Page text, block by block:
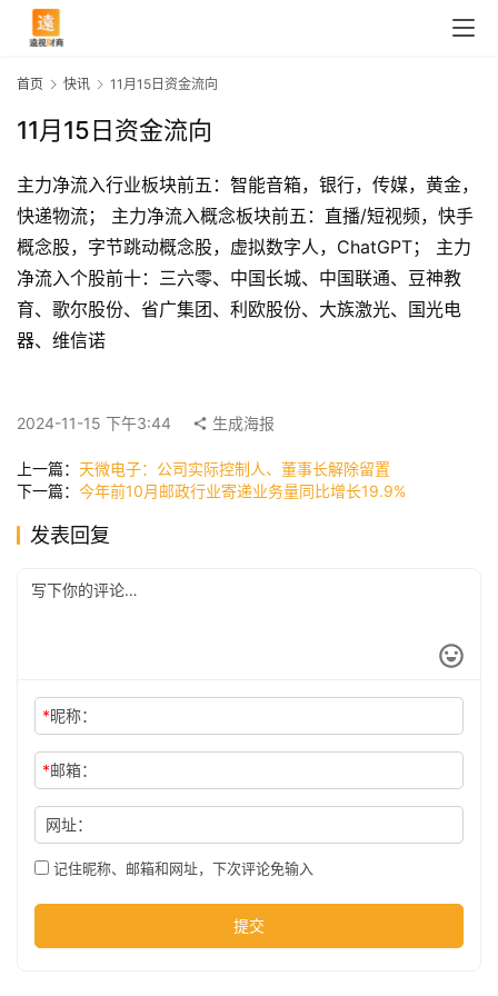
首
讯
司
科
首页 快讯 11月15日资金流向
11月15日资金流向
主力净流入行业板块前五：智能音箱，银行，传媒，黄金，
快递物流； 主力净流入概念板块前五：直播/短视频，快手
概念股，字节跳动概念股，虚拟数字人，ChatGPT； 主力
净流入个股前十：三六零、中国长城、中国联通、豆神教
育、歌尔股份、省广集团、利欧股份、大族激光、国光电
器、维信诺
2024-11-15 下午3:44 生成海报
上一篇： 天微电子：公司实际控制人、董事长解除留置
下一篇： 今年前10月邮政行业寄递业务量同比增长19.9%
发表回复
*昵称：
*邮箱：
网址：
记住昵称、邮箱和网址，下次评论免输入
提交